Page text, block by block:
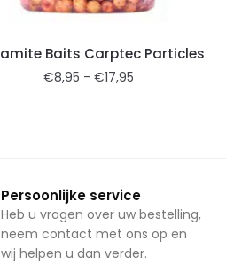
Baits Carptec Particles
€8,95 - €17,95
Persoonlijke service
Heb u vragen over uw bestelling,
neem contact met ons op en
wij helpen u dan verder.